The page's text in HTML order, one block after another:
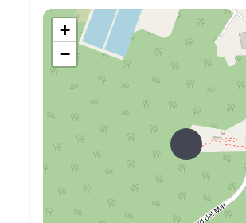
+
−